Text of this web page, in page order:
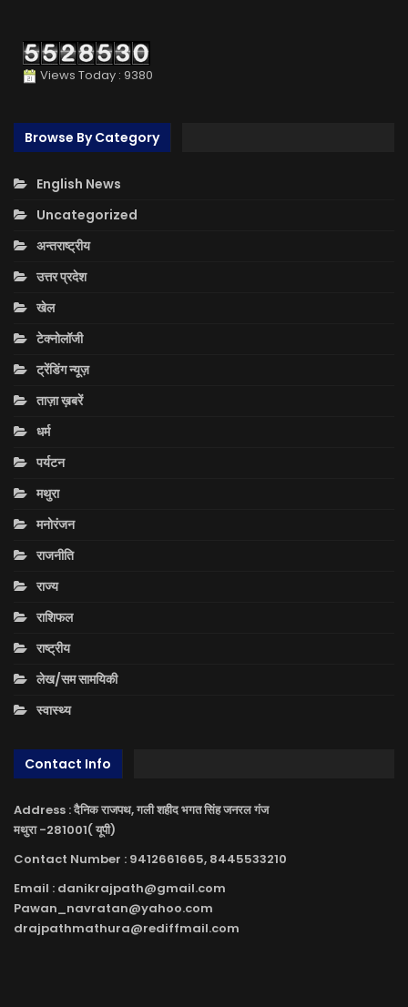
Views Today : 9380
Browse By Category
English News
Uncategorized
अन्तराष्ट्रीय
उत्तर प्रदेश
खेल
टेक्नोलॉजी
ट्रेंडिंग न्यूज़
ताज़ा ख़बरें
धर्म
पर्यटन
मथुरा
मनोरंजन
राजनीति
राज्य
राशिफल
राष्ट्रीय
लेख/सम सामयिकी
स्वास्थ्य
Contact Info
Address : दैनिक राजपथ, गली शहीद भगत सिंह जनरल गंज
मथुरा -281001( यूपी)
Contact Number : 9412661665, 8445533210
Email : danikrajpath@gmail.com
Pawan_navratan@yahoo.com
drajpathmathura@rediffmail.com